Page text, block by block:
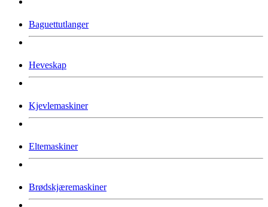
Baguettutlanger
Heveskap
Kjevlemaskiner
Eltemaskiner
Brødskjæremaskiner